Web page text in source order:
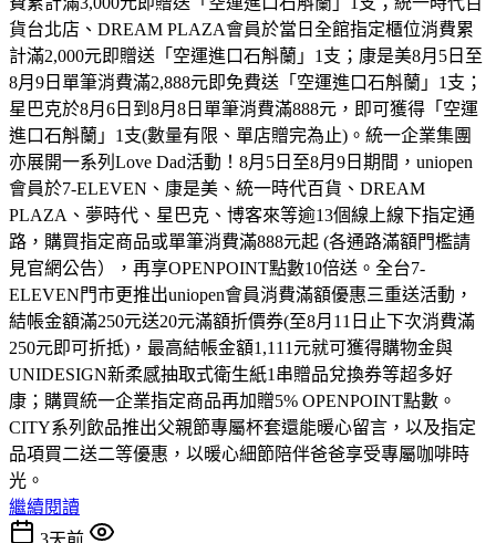
貨台北店、DREAM PLAZA會員於當日全館指定櫃位消費累
計滿2,000元即贈送「空運進口石斛蘭」1支；康是美8月5日至
8月9日單筆消費滿2,888元即免費送「空運進口石斛蘭」1支；
星巴克於8月6日到8月8日單筆消費滿888元，即可獲得「空運
進口石斛蘭」1支(數量有限、單店贈完為止)。統一企業集團
亦展開一系列Love Dad活動！8月5日至8月9日期間，uniopen
會員於7-ELEVEN、康是美、統一時代百貨、DREAM
PLAZA、夢時代、星巴克、博客來等逾13個線上線下指定通
路，購買指定商品或單筆消費滿888元起 (各通路滿額門檻請
見官網公告），再享OPENPOINT點數10倍送。全台7-
ELEVEN門市更推出uniopen會員消費滿額優惠三重送活動，
結帳金額滿250元送20元滿額折價券(至8月11日止下次消費滿
250元即可折抵)，最高結帳金額1,111元就可獲得購物金與
UNIDESIGN新柔感抽取式衛生紙1串贈品兌換券等超多好
康；購買統一企業指定商品再加贈5% OPENPOINT點數。
CITY系列飲品推出父親節專屬杯套還能暖心留言，以及指定
品項買二送二等優惠，以暖心細節陪伴爸爸享受專屬咖啡時
光。
繼續閱讀
3天前